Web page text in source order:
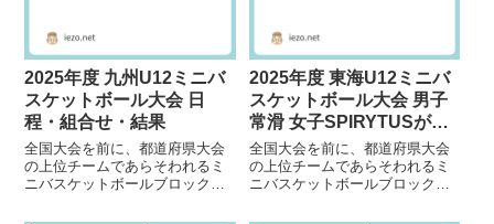
2025年度 九州U12ミニバ
スケットボール大会 日
程・組合せ・結果
全国大会を前に、都道府県大会
の上位チームであらそわれるミ
ニバスケットボールブロック大
報を掲載しています。大会日程
2025年度 東海U12ミニバ
スケットボール大会 男子
常滑 女子SPIRYTUSが優
勝
全国大会を前に、都道府県大会
の上位チームであらそわれるミ
ニバスケットボールブロック大
報を掲載しています。大会日程